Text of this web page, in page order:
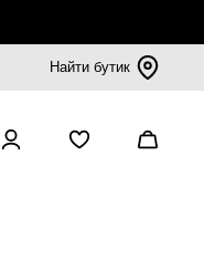
Найти бутик